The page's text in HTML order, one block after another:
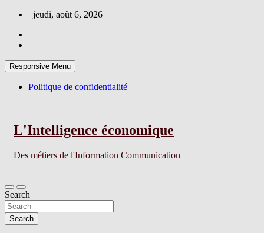
Skip
content
jeudi, août 6, 2026
Responsive Menu
Politique de confidentialité
L'Intelligence économique
Des métiers de l'Information Communication
Search
Search